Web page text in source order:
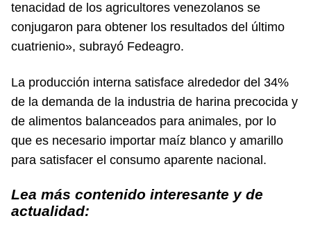
tenacidad de los agricultores venezolanos se
conjugaron para obtener los resultados del último
cuatrienio», subrayó Fedeagro.
La producción interna satisface alrededor del 34%
de la demanda de la industria de harina precocida y
de alimentos balanceados para animales, por lo
que es necesario importar maíz blanco y amarillo
para satisfacer el consumo aparente nacional.
Lea más contenido interesante y de
actualidad: